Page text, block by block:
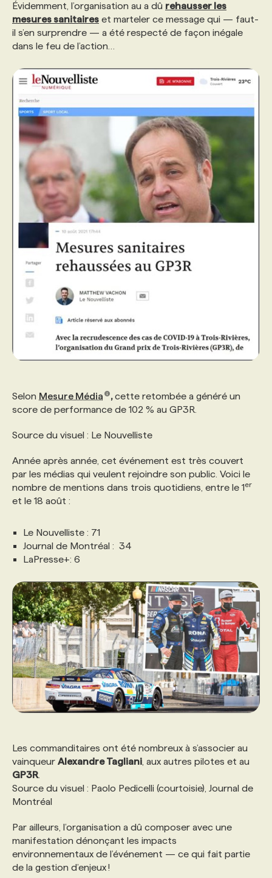
Évidemment, l’organisation au a dû rehausser les
mesures sanitaires et marteler ce message qui — faut-
il s’en surprendre — a été respecté de façon inégale
dans le feu de l’action…
Selon Mesure Média ,cette retombée a généré un
score de performance de 102 % au GP3R.
Source du visuel : Le Nouvelliste
Année après année, cet événement est très couvert
par les médias qui veulent rejoindre son public. Voici le
nombre de mentions dans trois quotidiens, entre le 1er
et le 18 août :
Le Nouvelliste : 71
Journal de Montréal : 34
LaPresse+: 6
Les commanditaires ont été nombreux à s’associer au
vainqueur Alexandre Tagliani, aux autres pilotes et au
GP3R.
Source du visuel : Paolo Pedicelli (courtoisie), Journal de
Montréal
Par ailleurs, l’organisation a dû composer avec une
manifestation dénonçant les impacts
environnementaux de l’événement — ce qui fait partie
de la gestion d’enjeux !